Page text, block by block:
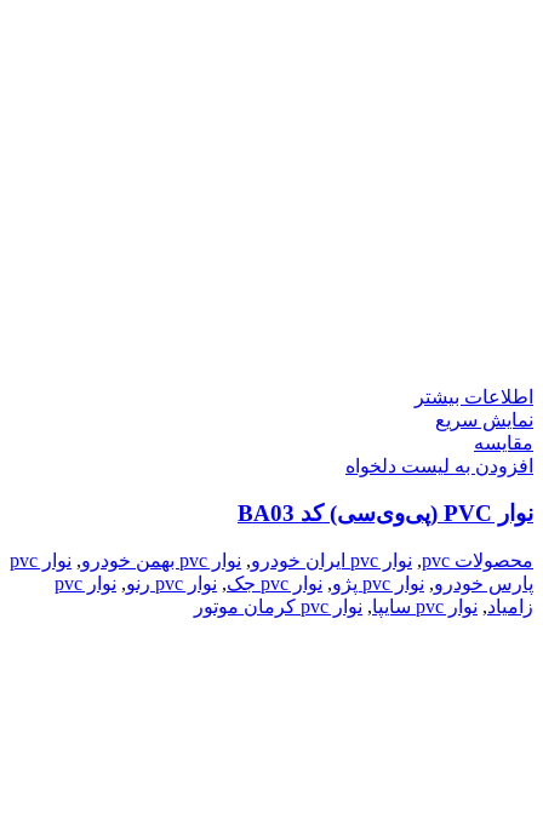
اطلاعات بیشتر
نمایش سریع
مقایسه
افزودن به لیست دلخواه
نوار PVC (پی‌وی‌سی) کد BA03
محصولات pvc , نوار pvc ایران خودرو , نوار pvc بهمن خودرو ,
نوار pvc
پارس خودرو, نوار pvc پژو , نوار pvc جک , نوار pvc رنو ,
نوار pvc
زامیاد, نوار pvc سایپا , نوار pvc کرمان موتور